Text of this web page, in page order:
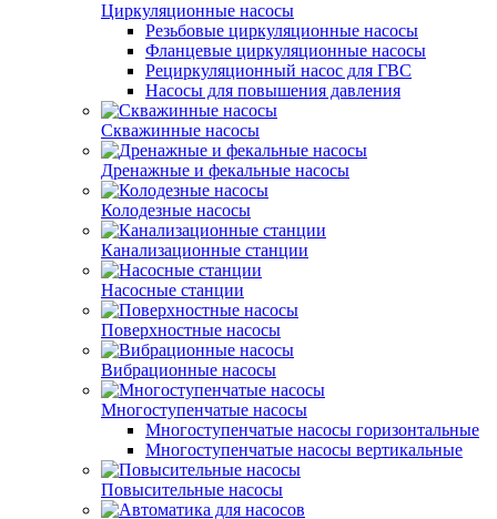
Циркуляционные насосы
Резьбовые циркуляционные насосы
Фланцевые циркуляционные насосы
Рециркуляционный насос для ГВС
Насосы для повышения давления
Скважинные насосы
Дренажные и фекальные насосы
Колодезные насосы
Канализационные станции
Насосные станции
Поверхностные насосы
Вибрационные насосы
Многоступенчатые насосы
Многоступенчатые насосы горизонтальные
Многоступенчатые насосы вертикальные
Повысительные насосы